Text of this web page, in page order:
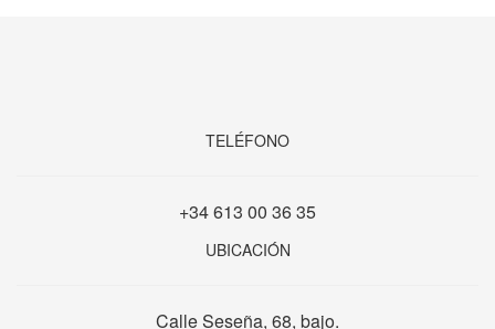
TELÉFONO
+34 613 00 36 35
UBICACIÓN
Calle Seseña, 68, bajo.